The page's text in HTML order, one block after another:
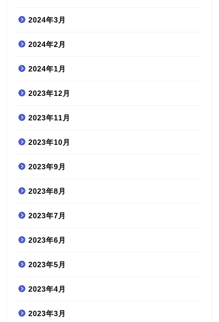
2024年3月
2024年2月
2024年1月
2023年12月
2023年11月
2023年10月
2023年9月
2023年8月
2023年7月
2023年6月
2023年5月
2023年4月
2023年3月